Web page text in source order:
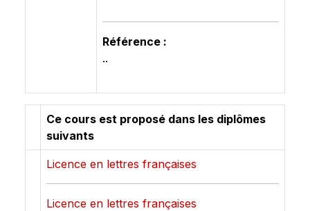
Référence :
..
Ce cours est proposé dans les diplômes
suivants
Licence en lettres françaises
Licence en lettres françaises